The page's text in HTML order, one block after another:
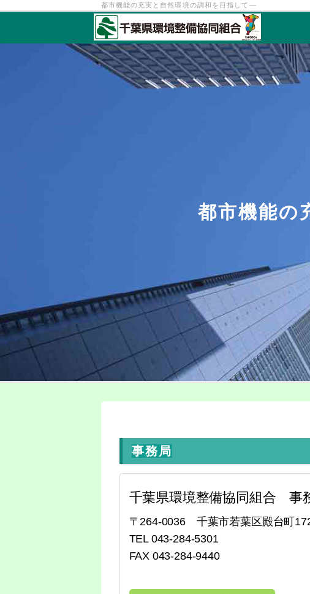
都市機能の充実と自然環境の調和を目指して―
都市機能の
事務局
千葉県環境整備協同組合 事
〒264-0036 千葉市若葉区殿台町
TEL 043-284-5301
FAX 043-284-9440